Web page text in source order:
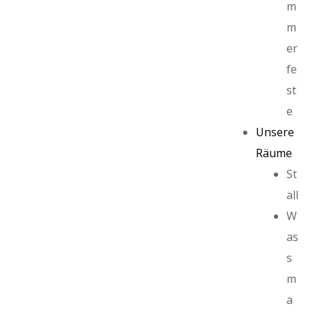
m
m
er
fe
st
e
Unsere
Räume
St
all
W
as
s
m
a